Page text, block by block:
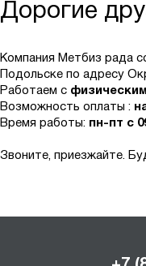
Дорогие
Компания Метбиз рада
Подольске по адресу
Работаем с
Возможность оплаты :
Время работы: пн-пт с
Звоните, приезжайте.